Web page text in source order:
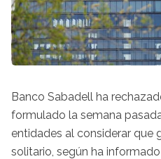
Banco Sabadell ha
formulado la semana
entidades al considerar que
solitario, según ha